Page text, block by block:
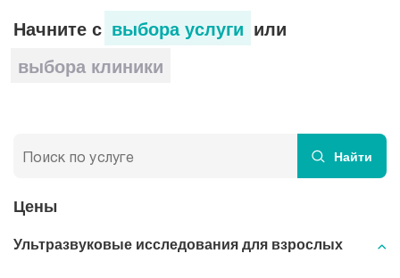
Прием хирурга
Начните с выбора услуги или
выбора клиники
Найти
Цены
Ультразвуковые исследования для взрослых